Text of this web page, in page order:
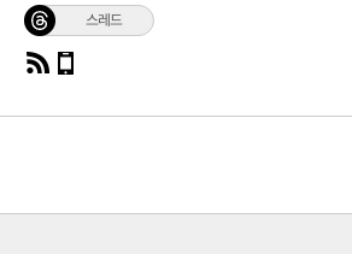
스레드